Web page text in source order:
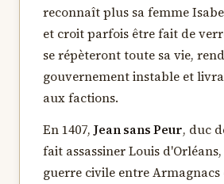
reconnaît plus sa femme
et croit parfois être fait de
se répèteront toute sa vie,
gouvernement instable et
aux factions.
En 1407, Jean sans Peur, duc
fait assassiner Louis
guerre civile entre Armagnacs